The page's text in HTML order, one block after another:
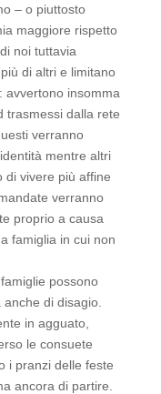
– o piuttosto
maggiore rispetto
noi tuttavia
di altri e limitano
avvertono insomma
trasmessi dalla rete
verranno
mentre altri
di vivere più affine
verranno
proprio a causa
famiglia in cui non
possono
di disagio.
in agguato,
le consuete
i pranzi delle feste
ancora di partire.